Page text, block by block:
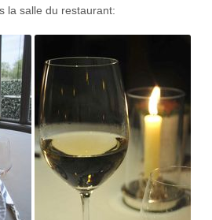
la salle du restaurant: